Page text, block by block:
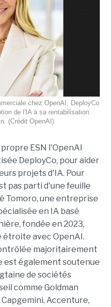
chez OpenAI, DeployCo
de l'IA à sa rentabilisation
(Crédit OpenAI)
propre ESN l'OpenAI
DeployCo, pour aider
projets d'IA. Pour
pas parti d'une feuille
Tomoro, une entreprise
en IA basé
fondée en 2023,
étroite avec OpenAI.
majoritairement
est également soutenue
de sociétés
comme Goldman
Accenture,